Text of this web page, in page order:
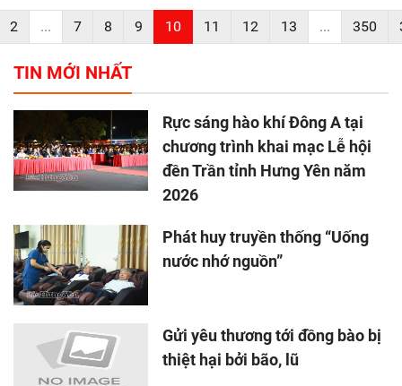
2 ... 7 8 9 10 11 12 13 ... 350
TIN MỚI NHẤT
Rực sáng hào khí Đông A tại
chương trình khai mạc Lễ hội
đền Trần tỉnh Hưng Yên năm
2026
Phát huy truyền thống “Uống
nước nhớ nguồn”
Gửi yêu thương tới đồng bào bị
thiệt hại bởi bão, lũ